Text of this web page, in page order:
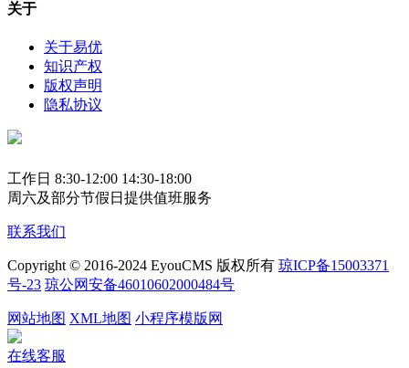
关于
关于易优
知识产权
版权声明
隐私协议
工作日 8:30-12:00 14:30-18:00
周六及部分节假日提供值班服务
联系我们
Copyright © 2016-2024 EyouCMS 版权所有 琼ICP备15003371
号-23 琼公网安备46010602000484号
网站地图 XML地图 小程序模版网
在线客服